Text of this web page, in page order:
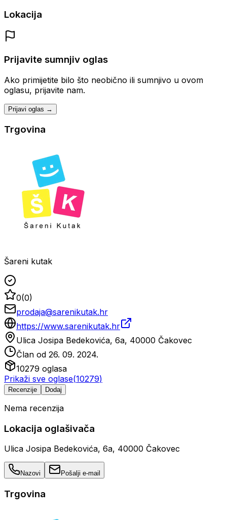
Lokacija
Prijavite sumnjiv oglas
Ako primijetite bilo što neobično ili sumnjivo u ovom
oglasu, prijavite nam.
Prijavi oglas →
Trgovina
Šareni kutak
0(0)
prodaja@sarenikutak.hr
https://www.sarenikutak.hr
Ulica Josipa Bedekovića, 6a, 40000 Čakovec
Član od 26. 09. 2024.
10279 oglasa
Prikaži sve oglase(10279)
Recenzije Dodaj
Nema recenzija
Lokacija oglašivača
Ulica Josipa Bedekovića, 6a, 40000 Čakovec
Nazovi Pošalji e-mail
Trgovina